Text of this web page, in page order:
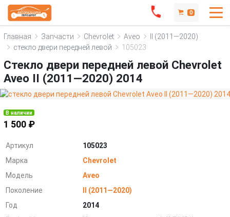
0
Главная Запчасти Chevrolet Aveo
II (2011—2020)
стекло двери передней левой
105023
Стекло двери передней левой Chevrolet
Aveo II (2011—2020) 2014
В наличии
1 500 ₽
Артикул
105023
Марка
Chevrolet
Модель
Aveo
Поколение
II (2011—2020)
Год
2014